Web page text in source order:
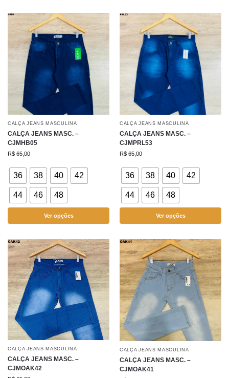
CALÇA JEANS MASCULINA
CALÇA JEANS MASC. –
CJMHB05
R$ 65,00
36 38 40 42
44 46 48
Ver opções
CALÇA JEANS MASCULINA
CALÇA JEANS MASC. –
CJMPRL53
R$ 65,00
36 38 40 42
44 46 48
Ver opções
CALÇA JEANS MASCULINA
CALÇA JEANS MASC. –
CJMOAK42
CALÇA JEANS MASCULINA
CALÇA JEANS MASC. –
CJMOAK41